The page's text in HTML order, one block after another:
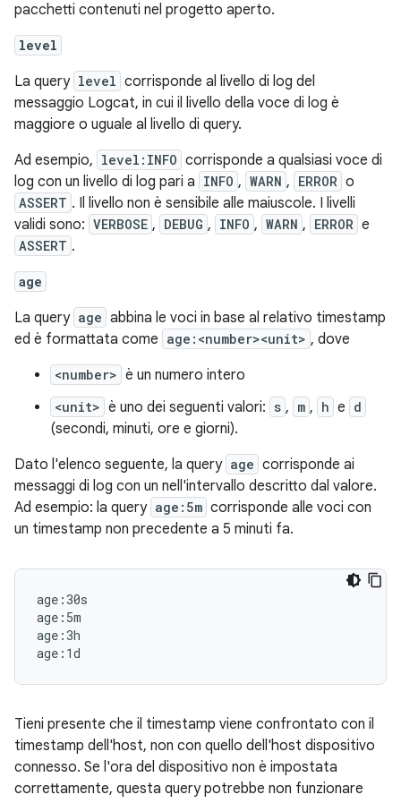
pacchetti contenuti nel progetto aperto.
level
La query level corrisponde al livello di log del
messaggio Logcat, in cui il livello della voce di log è
maggiore o uguale al livello di query.
Ad esempio, level:INFO corrisponde a qualsiasi voce di
log con un livello di log pari a INFO , WARN , ERROR o
ASSERT . Il livello non è sensibile alle maiuscole. I livelli
validi sono: VERBOSE , DEBUG , INFO , WARN , ERROR e
ASSERT .
age
La query age abbina le voci in base al relativo timestamp
ed è formattata come age:<number><unit> , dove
<number> è un numero intero
<unit> è uno dei seguenti valori: s , m , h e d
(secondi, minuti, ore e giorni).
Dato l'elenco seguente, la query age corrisponde ai
messaggi di log con un nell'intervallo descritto dal valore.
Ad esempio: la query age:5m corrisponde alle voci con
un timestamp non precedente a 5 minuti fa.
age:30s
age:5m
age:3h
Tieni presente che il timestamp viene confrontato con il
timestamp dell'host, non con quello dell'host dispositivo
connesso. Se l'ora del dispositivo non è impostata
correttamente, questa query potrebbe non funzionare